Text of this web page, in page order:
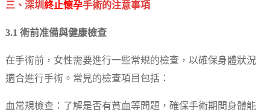
三、深圳 終止懷孕手術的注意事項
3.1 術前准備與健康檢查
在手術前，女性需要進行一些常規的檢查，以確保身體狀況
適合進行手術。常見的檢查項目包括：
血常規檢查：了解是否有貧血等問題，確保手術期間身體能